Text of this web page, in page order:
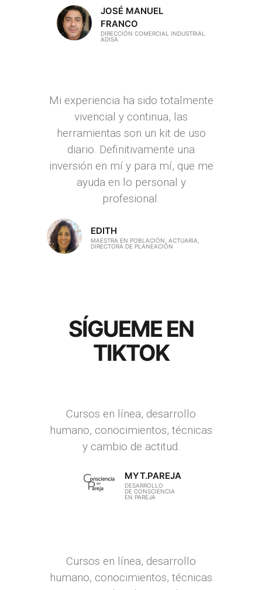
JOSÉ MANUEL
FRANCO
DIRECCIÓN COMERCIAL INDUSTRIAL
ADISA
Mi experiencia ha sido totalmente
vivencial y continua, las
herramientas son un kit de uso
diario. Definitivamente una
inversión en mí y para mí, que me
ayuda en lo personal y
profesional.
EDITH
MAESTRA EN POBLACIÓN, ACTUARIA,
DIRECTORA DE PLANEACIÓN
SÍGUEME EN
TIKTOK
Cursos en línea, desarrollo
humano, conocimientos, técnicas
y cambio de actitud.
MYT.PAREJA
DESARROLLO
DE CONSCIENCIA
EN PAREJA
Cursos en línea, desarrollo
humano, conocimientos, técnicas